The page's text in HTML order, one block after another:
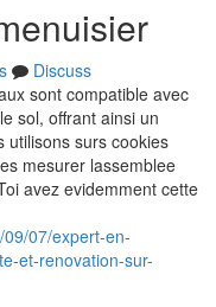
Discuss
sont compatible avec
sol, offrant ainsi un
utilisons surs cookies
mesurer lassemblee
avez evidemment cette
07/expert-en-
et-renovation-sur-